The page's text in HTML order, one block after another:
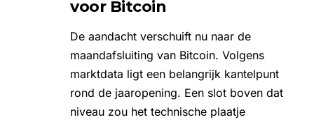
voor Bitcoin
De aandacht verschuift nu naar de
maandafsluiting van Bitcoin. Volgens
marktdata ligt een belangrijk kantelpunt
rond de jaaropening. Een slot boven dat
niveau zou het technische plaatje